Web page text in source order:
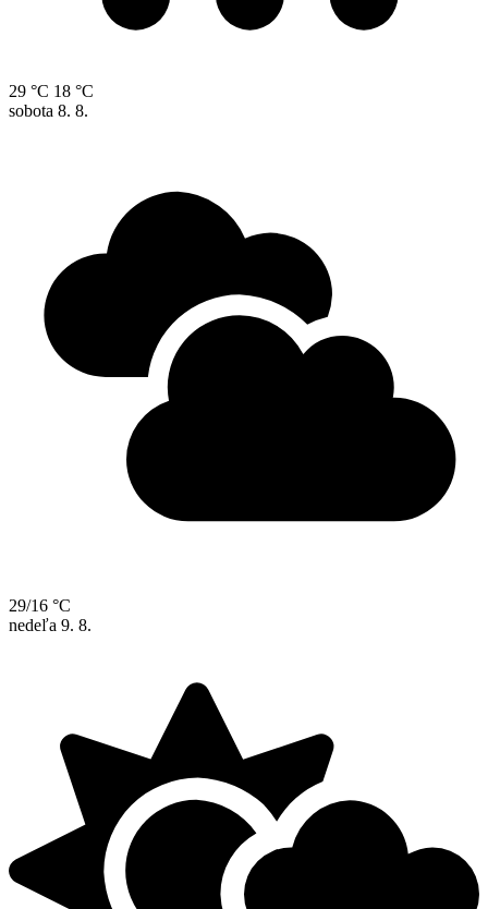
29 °C 18 °C
sobota 8. 8.
29/16 °C
nedeľa 9. 8.